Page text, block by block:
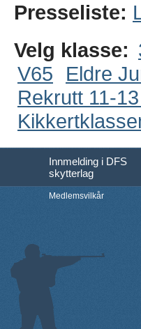
Presseliste:
Velg klasse:
V65
Eldre
Rekrutt 11-
Innmelding i DFS
skytterlag
Medlemsvilkår